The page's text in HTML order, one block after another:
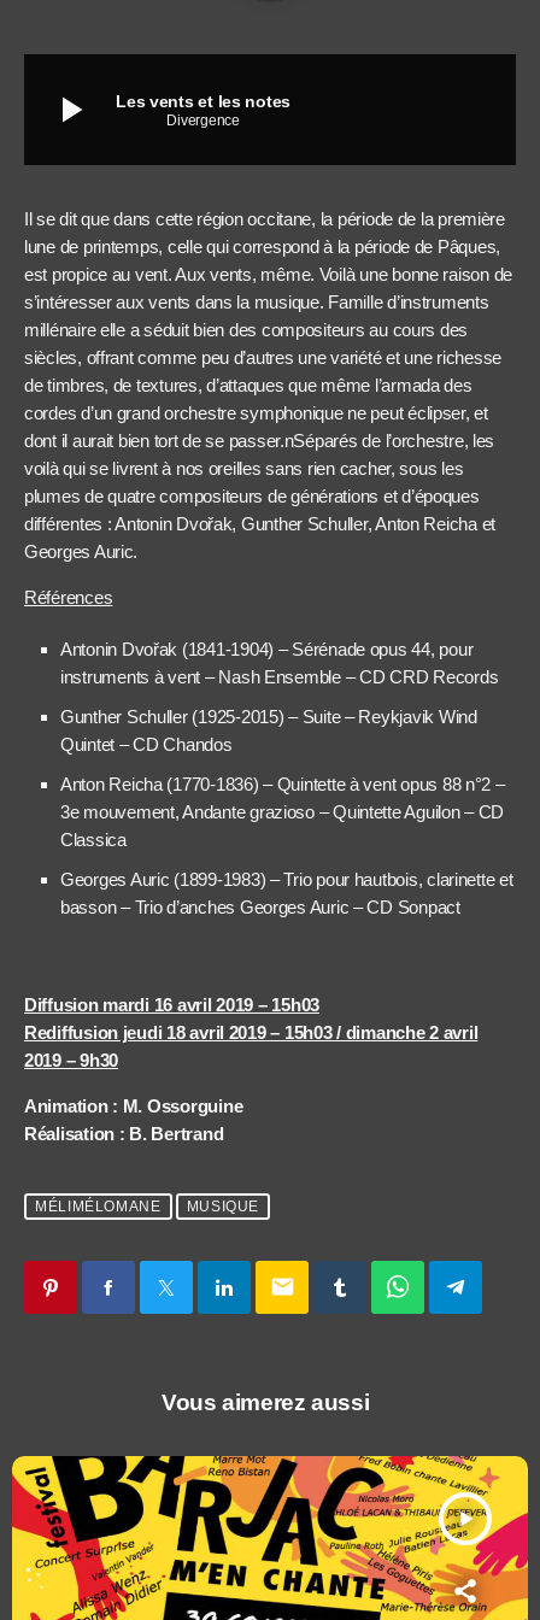
play_arrow Les vents et les notes
Divergence
Il se dit que dans cette région occitane, la période de la première
lune de printemps, celle qui correspond à la période de Pâques,
est propice au vent. Aux vents, même. Voilà une bonne raison de
s’intéresser aux vents dans la musique. Famille d’instruments
millénaire elle a séduit bien des compositeurs au cours des
siècles, offrant comme peu d’autres une variété et une richesse
de timbres, de textures, d’attaques que même l’armada des
cordes d’un grand orchestre symphonique ne peut éclipser, et
dont il aurait bien tort de se passer.nSéparés de l’orchestre, les
voilà qui se livrent à nos oreilles sans rien cacher, sous les
plumes de quatre compositeurs de générations et d’époques
différentes : Antonin Dvořak, Gunther Schuller, Anton Reicha et
Georges Auric.
Références
Antonin Dvořak (1841-1904) – Sérénade opus 44, pour
instruments à vent – Nash Ensemble – CD CRD Records
Gunther Schuller (1925-2015) – Suite – Reykjavik Wind
Quintet – CD Chandos
Anton Reicha (1770-1836) – Quintette à vent opus 88 n°2 –
3e mouvement, Andante grazioso – Quintette Aguilon – CD
Classica
Georges Auric (1899-1983) – Trio pour hautbois, clarinette et
basson – Trio d’anches Georges Auric – CD Sonpact
Diffusion mardi 16 avril 2019 – 15h03
Rediffusion jeudi 18 avril 2019 – 15h03 / dimanche 2 avril
2019 – 9h30
Animation : M. Ossorguine
Réalisation : B. Bertrand
MÉLIMÉLOMANE MUSIQUE
email
Vous aimerez aussi
play_arrow